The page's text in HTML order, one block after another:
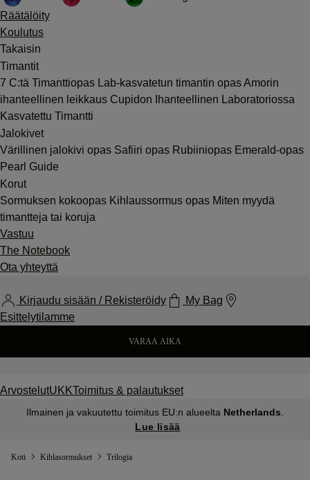
Räätälöity
Koulutus
Takaisin
Timantit
7 C:tä Timanttiopas Lab-kasvatetun timantin opasAmorin
ihanteellinen leikkaus Cupidon Ihanteellinen Laboratoriossa
Kasvatettu Timantti
Jalokivet
Värillinen jalokivi opas Safiiri opas Rubiiniopas Emerald-opas
Pearl Guide
Korut
Sormuksen kokoopas Kihlaussormus opas Miten myydä
timantteja tai koruja
Vastuu
The Notebook
Ota yhteyttä
Kirjaudu sisään / Rekisteröidy
My Bag
Esittelytilamme
VARAA AIKA
ArvostelutUKKToimitus & palautukset
Ilmainen ja vakuutettu toimitus EU:n alueelta Netherlands.
Lue lisää
Koti Kihlasormukset Trilogia